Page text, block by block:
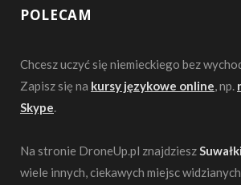
POLECAM
Chcesz uczyć się niemieckiego bez
Zapisz się na kursy językowe online, np.
Skype.
Na stronie DroneUp.pl znajdziesz
wiele innych, ciekawych miejsc